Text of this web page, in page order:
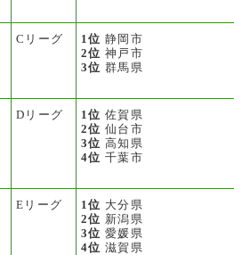
Cリーグ 1位 静岡市
2位 神戸市
3位 群馬県
Dリーグ 1位 佐賀県
2位 仙台市
3位 高知県
4位 千葉市
Eリーグ 1位 大分県
2位 新潟県
3位 愛媛県
4位 滋賀県